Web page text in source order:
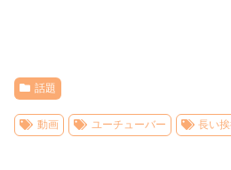
話題
動画 ユーチューバー 長い